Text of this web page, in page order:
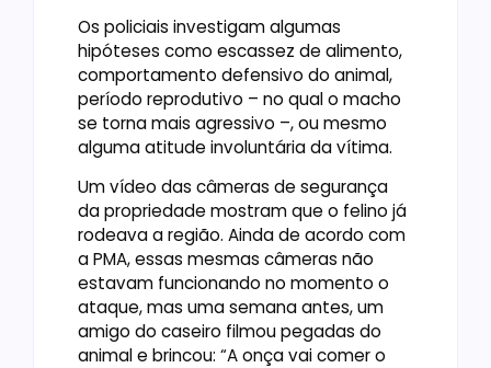
Os policiais investigam algumas
hipóteses como escassez de alimento,
comportamento defensivo do animal,
período reprodutivo – no qual o macho
se torna mais agressivo –, ou mesmo
alguma atitude involuntária da vítima.
Um vídeo das câmeras de segurança
da propriedade mostram que o felino já
rodeava a região. Ainda de acordo com
a PMA, essas mesmas câmeras não
estavam funcionando no momento o
ataque, mas uma semana antes, um
amigo do caseiro filmou pegadas do
animal e brincou: “A onça vai comer o